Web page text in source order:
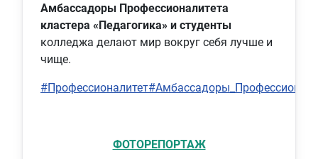
Амбассадоры Профессионалитета
кластера «Педагогика» и студенты
колледжа делают мир вокруг себя лучше и
чище.
#Профессионалитет
ФОТОРЕПОРТАЖ